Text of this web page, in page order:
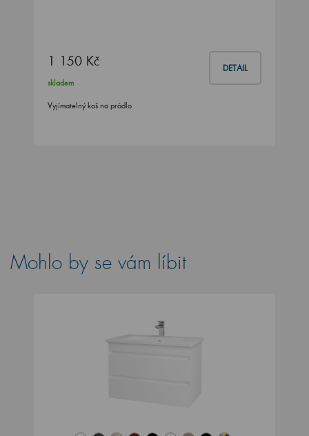
1 150 Kč DETAIL
skladem
Vyjímatelný koš na prádlo
Mohlo by se vám líbit